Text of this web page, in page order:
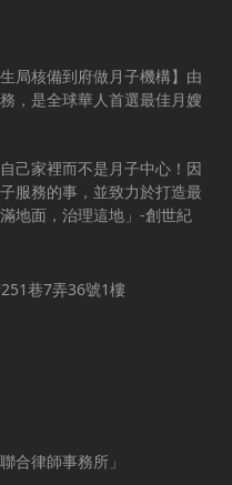
局核備到府做月子機構】由
，是全球華人首選最佳月嫂
己家裡而不是月子中心！因
服務的事，並致力於打造最
地面，治理這地」-創世紀
巷7弄36號1樓
合律師事務所」